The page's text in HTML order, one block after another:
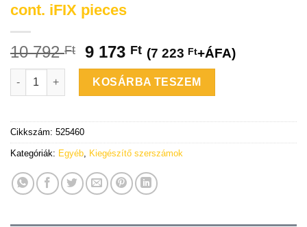
cont. iFIX pieces
10 792Ft 9 173 Ft (7 223 Ft+ÁFA)
SCHÖNOX iFIX Toolbox Unit = box Box cont. iFIX pieces
KOSÁRBA TESZEM
Cikkszám: 525460
Kategóriák: Egyéb Kiegészítő szerszámok